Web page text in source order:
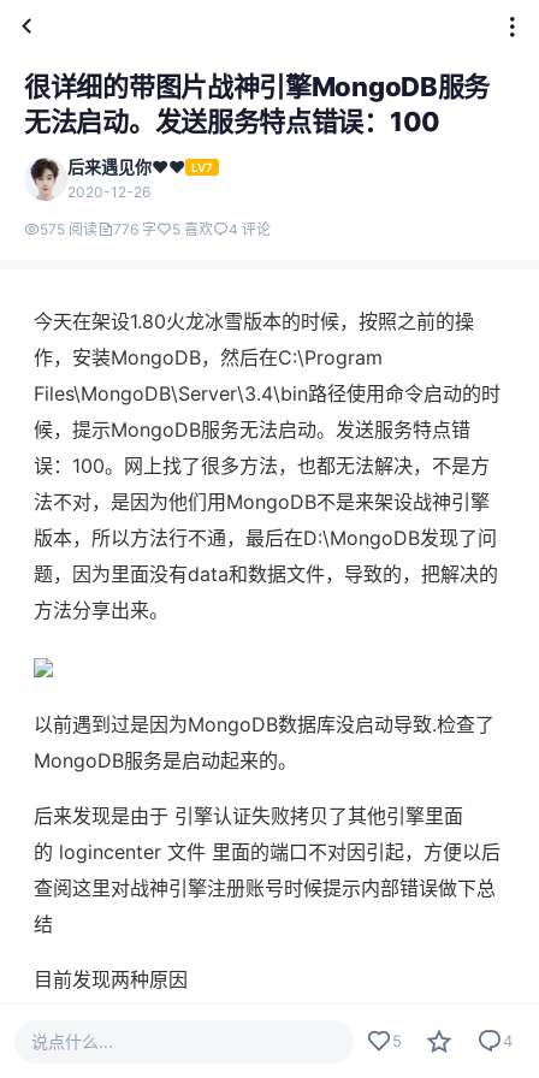
很详细的带图片战神引擎MongoDB服务
无法启动。发送服务特点错误：100
后来遇见你❤️❤️ LV7
2020-12-26
575 阅读 776 字 5 喜欢 4 评论
今天在架设1.80火龙冰雪版本的时候，按照之前的操
作，安装MongoDB，然后在C:\Program
Files\MongoDB\Server\3.4\bin路径使用命令启动的时
候，提示MongoDB服务无法启动。发送服务特点错
误：100。网上找了很多方法，也都无法解决，不是方
法不对，是因为他们用MongoDB不是来架设战神引擎
版本，所以方法行不通，最后在D:\MongoDB发现了问
题，因为里面没有data和数据文件，导致的，把解决的
方法分享出来。
以前遇到过是因为MongoDB数据库没启动导致.检查了
MongoDB服务是启动起来的。
后来发现是由于 引擎认证失败拷贝了其他引擎里面
的 logincenter 文件 里面的端口不对因引起，方便以后
查阅这里对战神引擎注册账号时候提示内部错误做下总
结
目前发现两种原因
说点什么... 5 4